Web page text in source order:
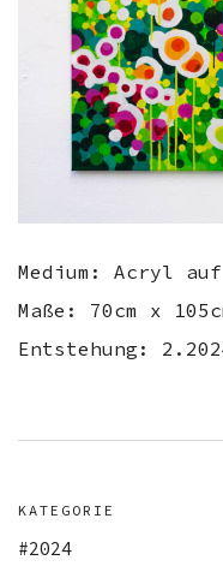
Medium: Acryl auf
Maße: 70cm x
Entstehung:
KATEGORIE
2024